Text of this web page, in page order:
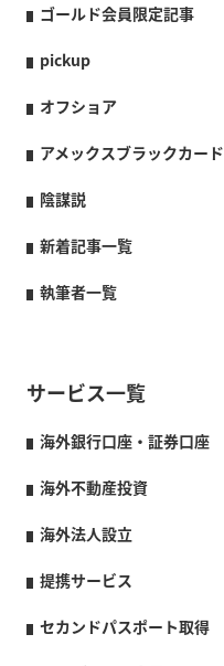
ゴールド会員限定記事
pickup
オフショア
アメックスブラックカード
陰謀説
新着記事一覧
執筆者一覧
サービス一覧
海外銀行口座・証券口座
海外不動産投資
海外法人設立
提携サービス
セカンドパスポート取得